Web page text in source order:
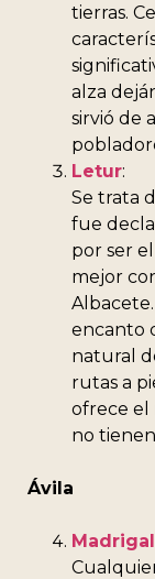
tierras.
alza
sirvió de
Letur:
Se trata
fue
por ser
mejor
encanto
natural
rutas a
ofrece el
no
Ávila